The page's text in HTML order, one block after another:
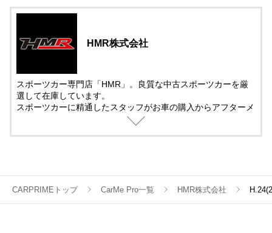
HMR株式会社
スポーツカー専門店「HMR」。良質な中古スポーツカーを厳
選して在庫しています。
スポーツカーに精通したスタッフがお車の購入からアフターメ
ンテナンス＆チューニングまでサポート。
CARPRIMEトップ CarMe Pro一覧 HMR株式会社